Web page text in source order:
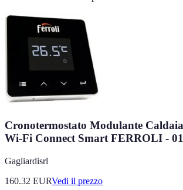
Cronotermostato Modulante
Wi-Fi Connect Smart FERROLI -
Gagliardisrl
160.32 EURVedi il prezzo